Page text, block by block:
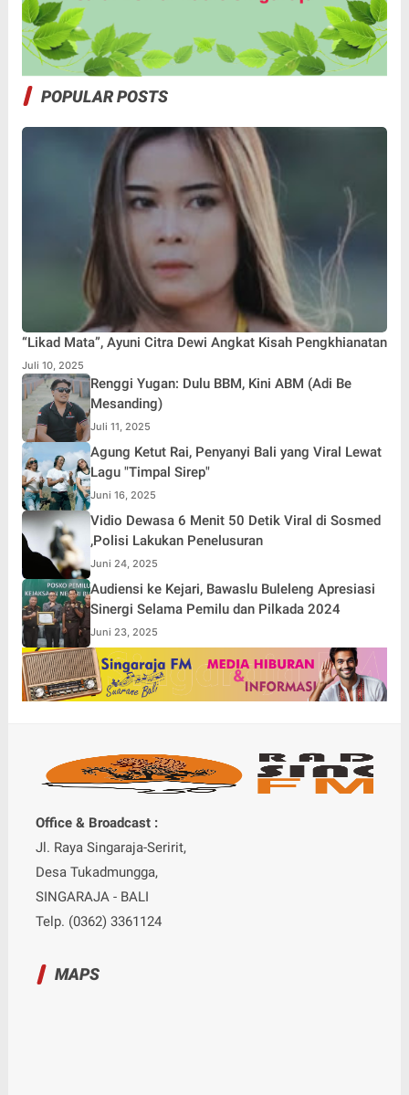
POPULAR POSTS
“Likad Mata”, Ayuni Citra Dewi Angkat Kisah Pengkhianatan
Juli 10, 2025
Renggi Yugan: Dulu BBM, Kini ABM (Adi Be
Mesanding)
Juli 11, 2025
Agung Ketut Rai, Penyanyi Bali yang Viral Lewat
Lagu "Timpal Sirep"
Juni 16, 2025
Vidio Dewasa 6 Menit 50 Detik Viral di Sosmed
,Polisi Lakukan Penelusuran
Juni 24, 2025
Audiensi ke Kejari, Bawaslu Buleleng Apresiasi
Sinergi Selama Pemilu dan Pilkada 2024
Juni 23, 2025
Office & Broadcast :
Jl. Raya Singaraja-Seririt,
Desa Tukadmungga,
SINGARAJA - BALI
Telp. (0362) 3361124
MAPS